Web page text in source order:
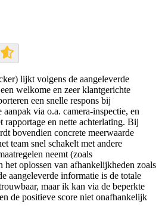
lijkt volgens de aangeleverde
welkome en zeer klantgerichte
een snelle respons bij
via o.a. camera-inspectie, en
en nette achterlating. Bij
bovendien concrete meerwaarde
team snel schakelt met andere
neemt (zoals
het oplossen van afhankelijkheden zoals
aangeleverde informatie is de totale
maar ik kan via de beperkte
de positieve score niet onafhankelijk